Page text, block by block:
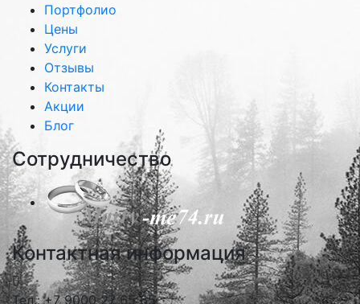
Портфолио
Цены
Услуги
Отзывы
Контакты
Акции
Блог
Сотрудничество
Контактная информация
Тел.: +7 9000 27 65 65